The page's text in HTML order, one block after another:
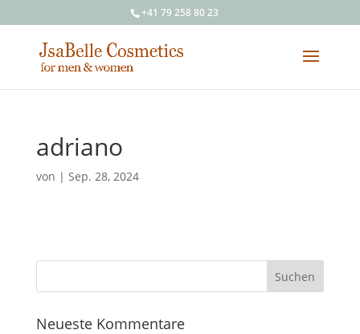
+41 79 258 80 23
adriano
von | Sep. 28, 2024
Neueste Kommentare